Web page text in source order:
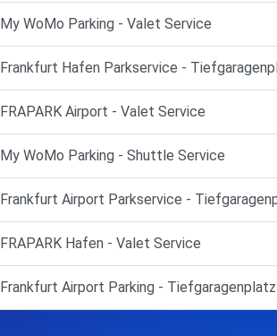
My WoMo Parking - Valet Service
Frankfurt Hafen Parkservice -
FRAPARK Airport - Valet Service
My WoMo Parking - Shuttle Service
Frankfurt Airport Parkservice -
FRAPARK Hafen - Valet Service
Frankfurt Airport Parking -